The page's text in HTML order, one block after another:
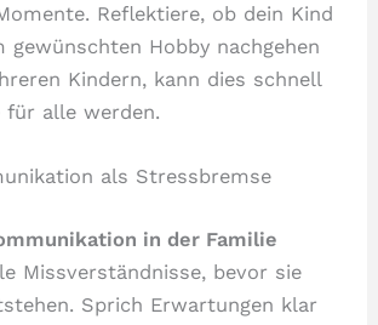
Reflektiere, ob dein Kind
gewünschten Hobby nachgehen
Kindern, kann dies schnell
alle werden.
als Stressbremse
in der Familie
Missverständnisse, bevor sie
Sprich Erwartungen klar